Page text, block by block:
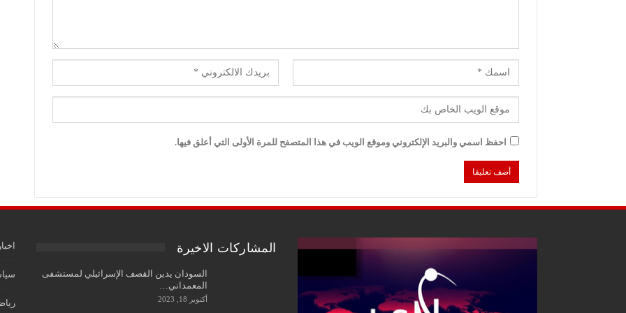
احفظ اسمي والبريد الإلكتروني وموقع الويب في هذا المتصفح للمرة الأولى التي أعلق فيها.
المشاركات الاخيرة
السودان يدين القصف الإسرائيلي لمستشفى
المعمداني…
أكتوبر 18, 2023
اخبار